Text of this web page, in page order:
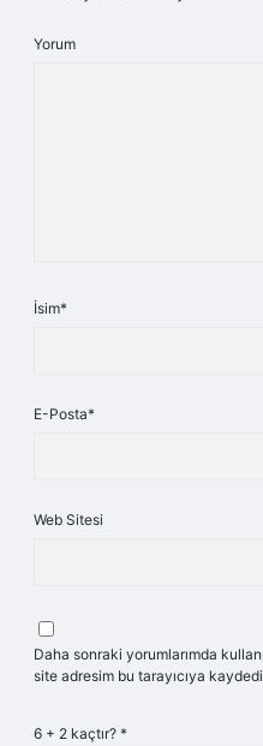
Yorum
İsim*
E-Posta*
Web Sitesi
Daha sonraki yorumlarımda
site adresim bu tarayıcıya
6 + 2 kaçtır? *